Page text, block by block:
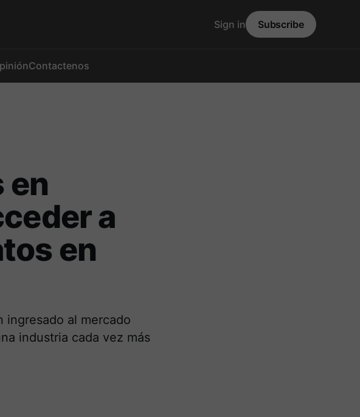
Contactenos
Sign in Subscribe
en
a
en
ingresado al mercado
industria cada vez más